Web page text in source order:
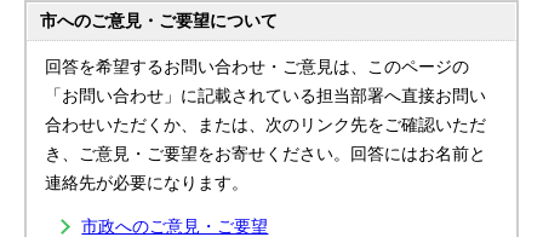
市へのご意見・ご要望について
回答を希望するお問い合わせ・ご意見は、このページの
「お問い合わせ」に記載されている担当部署へ直接お問い
合わせいただくか、または、次のリンク先をご確認いただ
き、ご意見・ご要望をお寄せください。回答にはお名前と
連絡先が必要になります。
市政へのご意見・ご要望